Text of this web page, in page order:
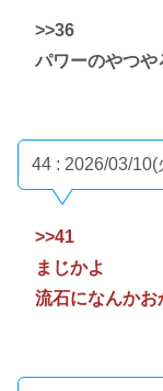
>>36
パワーのやつ
44 : 2026/03/
>>41
まじかよ
流石になんか